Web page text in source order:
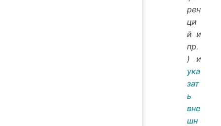
рен
ци
й и
пр.
) и
ука
зат
ь
вне
шн